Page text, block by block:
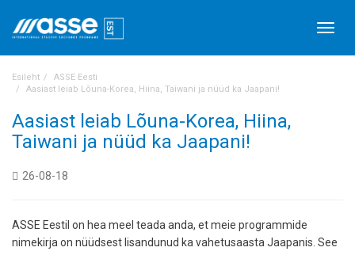
Esileht
ASSE Eesti
Aasiast leiab Lõuna-Korea, Hiina, Taiwani ja nüüd ka Jaapani!
Aasiast leiab Lõuna-Korea, Hiina,
Taiwani ja nüüd ka Jaapani!
26-08-18
ASSE Eestil on hea meel teada anda, et meie programmide
nimekirja on nüüdsest lisandunud ka vahetusaasta Jaapanis. See